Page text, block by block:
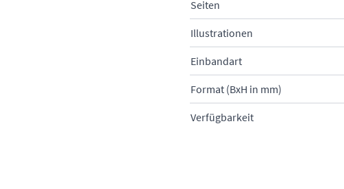
Seiten
Illustrationen
Einbandart
Format (BxH in mm)
Verfügbarkeit